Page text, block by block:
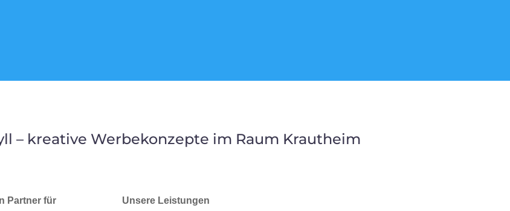
– kreative Werbekonzepte im Raum Krautheim
Partner für
Unsere Leistungen